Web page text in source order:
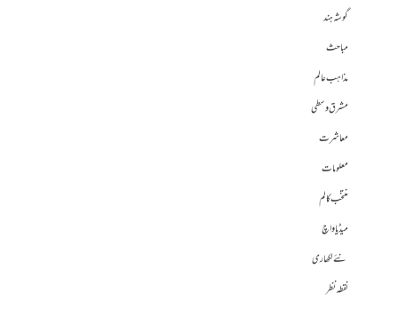
گوشہ ہند
مباحث
مذاہب عالم
مشرق وسطی
معاشرت
معلومات
منتخب کالم
میڈیا واچ
نئے لکھاری
نقطہ نظر